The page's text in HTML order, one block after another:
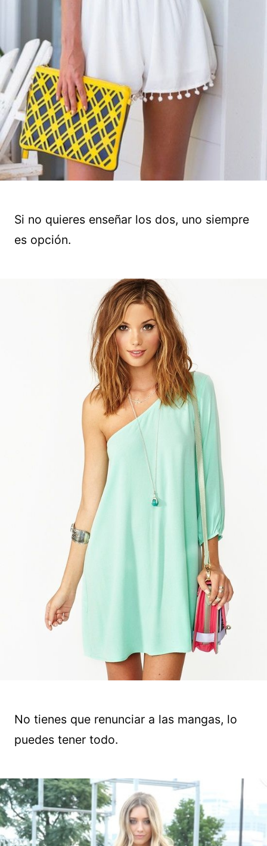
Si no quieres enseñar los dos, uno siempre
es opción.
No tienes que renunciar a las mangas, lo
puedes tener todo.